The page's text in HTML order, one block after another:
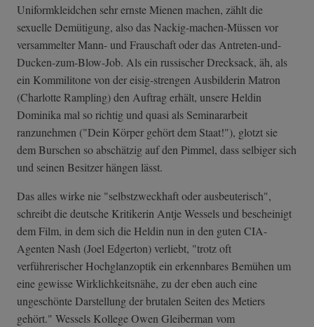
Uniformkleidchen sehr ernste Mienen machen, zählt die
sexuelle Demütigung, also das Nackig-machen-Müssen vor
versammelter Mann- und Frauschaft oder das Antreten-und-
Du­cken-zum-Blow-J­ob. Als ein russischer Drecksack, äh, als
ein Kommilitone von der eisig-strengen Ausbilderin Matron
(Charlotte Rampling) den Auftrag erhält, unsere Heldin
Dominika mal so richtig und quasi als Seminararbeit
ranzunehmen ("Dein Körper gehört dem Staat!"), glotzt sie
dem Burschen so abschätzig auf den Pimmel, dass selbiger sich
und seinen Besitzer hängen lässt.
Das alles wirke nie "selbstzweckhaft oder ausbeuterisch",
schreibt die deutsche Kritikerin Antje Wessels und bescheinigt
dem Film, in dem sich die Heldin nun in den guten CIA-
Agenten Nash (Joel Edgerton) verliebt, "trotz oft
verführerischer Hochglanzoptik ein erkennbares Bemühen um
eine gewisse Wirklichkeitsnähe, zu der eben auch eine
ungeschönte Darstellung der brutalen Seiten des Metiers
gehört." Wessels Kollege Owen Gleiberman vom